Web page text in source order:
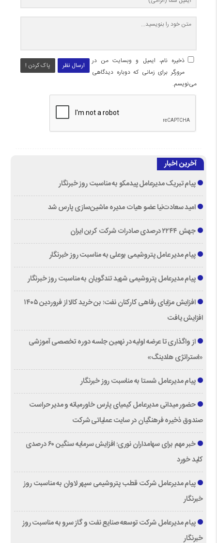
ارسال نظر پاک کردن !
ذخیره نام، ایمیل و وبسایت من در
مرورگر برای زمانی که دوباره دیدگاهی
می‌نویسم.
آخرین اخبار
پیام تبریک مدیرعامل پیدمکو به مناسبت روز خبرنگار
امید سعادت‌نیا عضو هیات مدیره ماشین‌سازی پارس شد
جهش ۲۲۴۴ درصدی صادرات شرکت کربن ایران
پیام مدیر عامل پتروشیمی بوعلی به مناسبت روز خبرنگار
پیام مدیرعامل پتروشیمی شهید تندگویان به مناسبت روز خبرنگار
افزایش مزایای رفاهی کارکنان نفت؛ بن خرید کالا از فروردین ۱۴۰۵
افزایش یافت
از واگذاری تا عرضه اولیه در نهمین جلسه دوره تخصصی آموزشی
«استراتژی هلدینگ»
پیام مدیرعامل شستا به مناسبت روز خبرنگار
حضور میدانی مدیرعامل کیمیای پارس خاورمیانه و مدیر حراست
صندوق ذخیره فرهنگیان در سایت عملیاتی شرکت
خبر مهم برای سهامداران نوری؛ افزایش سرمایه سنگین ۶۰ درصدی
کلید خورد
پیام مدیرعامل شرکت قطب پتروشیمی سپهر لاوان به مناسبت روز
خبرنگار
پیام مدیرعامل شرکت توسعه صنایع نفت و گاز سرو به مناسبت روز
خبرنگار